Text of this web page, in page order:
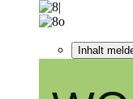
Inhalt